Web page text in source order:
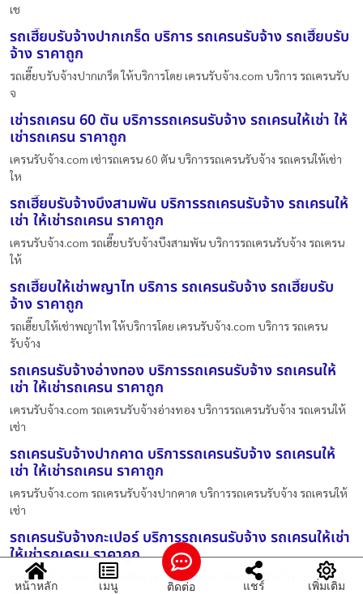
เช
รถเฮี๊ยบรับจ้างปากเกร็ด บริการ รถเครนรับจ้าง รถเฮี๊ยบรับ
จ้าง ราคาถูก
รถเฮี๊ยบรับจ้างปากเกร็ด ให้บริการโดย เครนรับจ้าง.com บริการ รถเครนรับ
จ
เช่ารถเครน 60 ตัน บริการรถเครนรับจ้าง รถเครนให้เช่า ให้
เช่ารถเครน ราคาถูก
เครนรับจ้าง.com เช่ารถเครน 60 ตัน บริการรถเครนรับจ้าง รถเครนให้เช่า
ให
รถเฮี๊ยบรับจ้างบึงสามพัน บริการรถเครนรับจ้าง รถเครนให้
เช่า ให้เช่ารถเครน ราคาถูก
เครนรับจ้าง.com รถเฮี๊ยบรับจ้างบึงสามพัน บริการรถเครนรับจ้าง รถเครน
ให้
รถเฮี๊ยบให้เช่าพญาไท บริการ รถเครนรับจ้าง รถเฮี๊ยบรับ
จ้าง ราคาถูก
รถเฮี๊ยบให้เช่าพญาไท ให้บริการโดย เครนรับจ้าง.com บริการ รถเครน
รับจ้าง
รถเครนรับจ้างอ่างทอง บริการรถเครนรับจ้าง รถเครนให้
เช่า ให้เช่ารถเครน ราคาถูก
เครนรับจ้าง.com รถเครนรับจ้างอ่างทอง บริการรถเครนรับจ้าง รถเครนให้
เช่า
รถเครนรับจ้างปากคาด บริการรถเครนรับจ้าง รถเครนให้
เช่า ให้เช่ารถเครน ราคาถูก
เครนรับจ้าง.com รถเครนรับจ้างปากคาด บริการรถเครนรับจ้าง รถเครนให้
เช่า
รถเครนรับจ้างกะเปอร์ บริการรถเครนรับจ้าง รถเครนให้เช่า
ให้เช่ารถเครน ราคาถูก
เครนรับจ้าง.com รถเครนรับจ้างกะเปอร์ บริการรถเครนรับจ้าง รถเครนให้
หน้าหลัก เมนู ติดต่อ แชร์ เพิ่มเติม